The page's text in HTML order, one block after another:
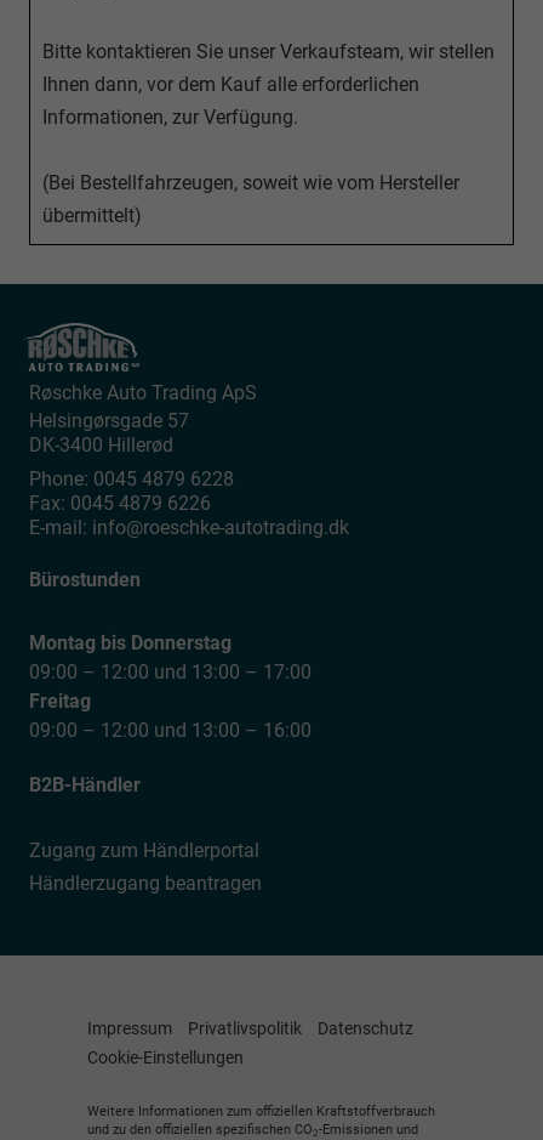
Bitte kontaktieren Sie unser Verkaufsteam, wir stellen
Ihnen dann, vor dem Kauf alle erforderlichen
Informationen, zur Verfügung.
(Bei Bestellfahrzeugen, soweit wie vom Hersteller
übermittelt)
Røschke Auto Trading ApS
Helsingørsgade 57
DK-3400 Hillerød
Phone: 0045 4879 6228
Fax: 0045 4879 6226
E-mail: info@roeschke-autotrading.dk
Bürostunden
Montag bis Donnerstag
09:00 – 12:00 und 13:00 – 17:00
Freitag
09:00 – 12:00 und 13:00 – 16:00
B2B-Händler
Zugang zum Händlerportal
Händlerzugang beantragen
Impressum Privatlivspolitik
Datenschutz
Cookie-Einstellungen
Weitere Informationen zum offiziellen Kraftstoffverbrauch
und zu den offiziellen spezifischen CO2-Emissionen und